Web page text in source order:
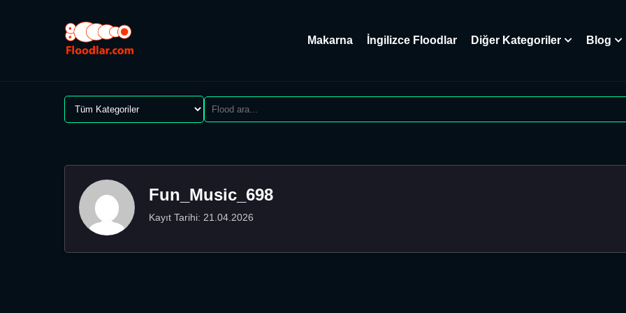
Makarna İngilizce Floodlar Diğer Kategoriler Blog
Fun_Music_698
Kayıt Tarihi: 21.04.2026